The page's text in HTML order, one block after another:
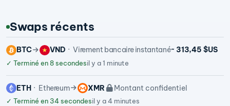
Swaps récents
BTC VND Virement bancaire instantané~ 313,45 $US
✓ Terminé en 8 secondesil y a 1 minute
ETH Ethereum XMR Montant confidentiel
✓ Terminé en 34 secondesil y a 4 minutes